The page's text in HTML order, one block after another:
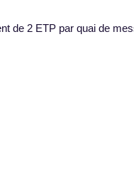
de 2 ETP par quai de